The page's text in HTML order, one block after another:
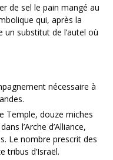
de sel le pain mangé au
qui, après la
substitut de l’autel où
nécessaire à
Temple, douze miches
l’Arche d’Alliance,
Le nombre prescrit des
tribus d’Israël.